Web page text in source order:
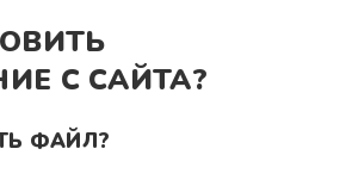
С САЙТА?
ФАЙЛ?